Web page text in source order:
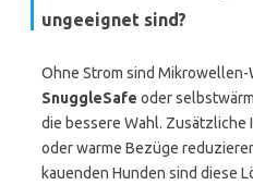
ungeeignet sind?
Ohne Strom sind Mikrowellen-
SnuggleSafe oder
die bessere Wahl. Zusätzliche
oder warme Bezüge
kauenden Hunden sind diese